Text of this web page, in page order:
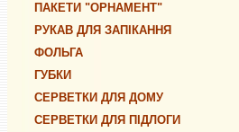
ПАКЕТИ "ОРНАМЕНТ"
РУКАВ ДЛЯ ЗАПІКАННЯ
ФОЛЬГА
ГУБКИ
СЕРВЕТКИ ДЛЯ ДОМУ
СЕРВЕТКИ ДЛЯ ПІДЛОГИ